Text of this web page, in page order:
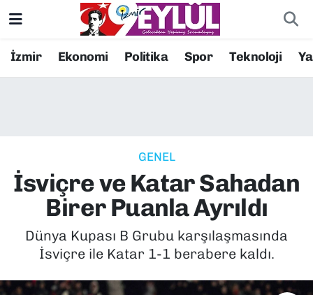
İzmir Ekonomi Politika Spor Teknoloji
GENEL
İsviçre ve Katar Sahadan
Birer Puanla Ayrıldı
Dünya Kupası B Grubu karşılaşmasında
İsviçre ile Katar 1-1 berabere kaldı.
Resmi İlanlar
EKONOMİ
KÜLTÜR SANAT
Konak Nöbetçi Eczaneler
Süper Lig Puan Durumu ve Fikstür
Tüm Manşetler
Son Dakika Haberleri